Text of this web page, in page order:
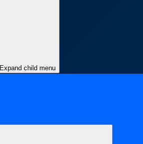
Expand child menu